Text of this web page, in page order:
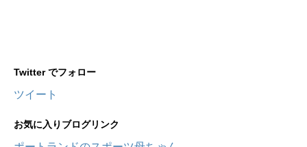
Twitter でフォロー
ツイート
お気に入りブログリンク